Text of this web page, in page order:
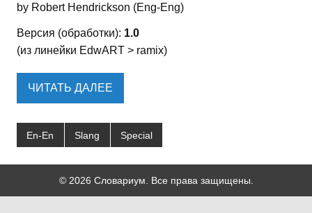
by Robert Hendrickson (Eng-Eng)
Версия (обработки): 1.0
(из линейки EdwART > ramix)
ЧИТАТЬ ДАЛЕЕ
En-En Slang Special
© 2026 Словариум. Все права защищены.